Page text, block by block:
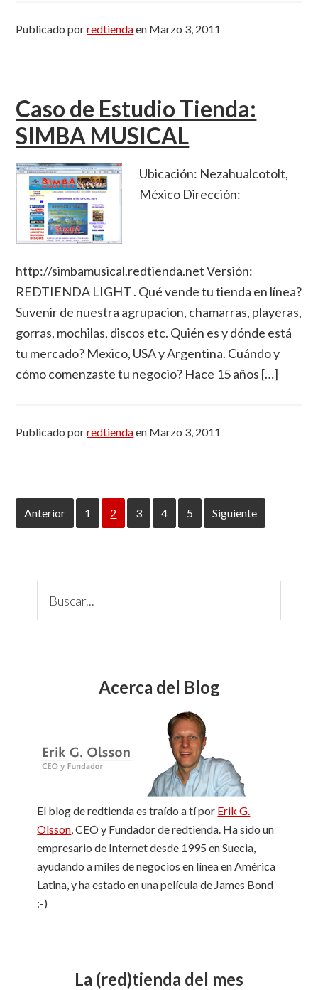
Publicado porredtiendaen Marzo 3, 2011
Caso de Estudio Tienda:
SIMBA MUSICAL
Ubicación: Nezahualcotolt,
México Dirección:
http://simbamusical.redtienda.net Versión:
REDTIENDA LIGHT . Qué vende tu tienda en línea?
Suvenir de nuestra agrupacion, chamarras, playeras,
gorras, mochilas, discos etc. Quién es y dónde está
tu mercado? Mexico, USA y Argentina. Cuándo y
cómo comenzaste tu negocio? Hace 15 años […]
Publicado porredtiendaen Marzo 3, 2011
Anterior Page
1 Page
2 Page
3 Page
4 Page
5 Siguiente
Sidebar
e
Acerca del Blog
El blog de redtienda es traído a tí por Erik G.
Olsson , CEO y Fundador de redtienda. Ha sido un
empresario de Internet desde 1995 en Suecia,
ayudando a miles de negocios en línea en América
Latina, y ha estado en una película de James Bond
:-)
La (red)tienda del mes